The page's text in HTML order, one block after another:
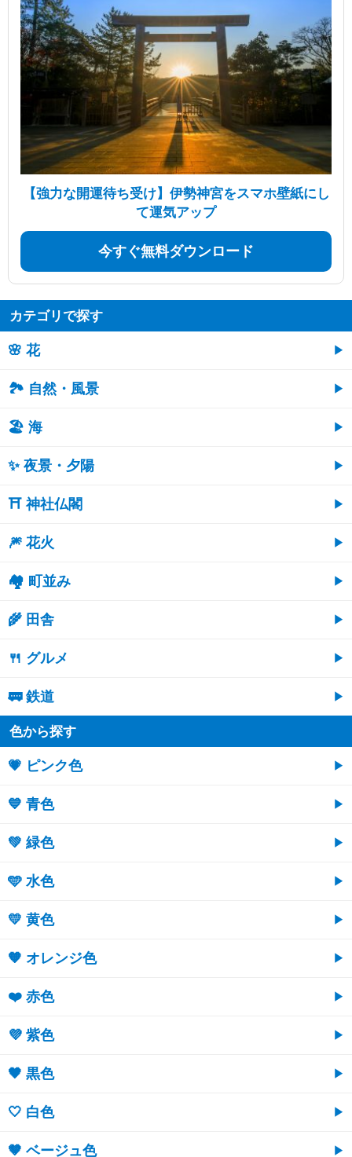
【強力な開運待ち受け】伊勢神宮をスマホ壁紙にし
て運気アップ
今すぐ無料ダウンロード
カテゴリで探す
🌸 花
🏞️ 自然・風景
🏖 海
✨ 夜景・夕陽
⛩ 神社仏閣
🎆 花火
🏘 町並み
🌾 田舎
🍴 グルメ
🚃 鉄道
色から探す
💗 ピンク色
💙 青色
💚 緑色
🩵 水色
💛 黄色
🧡 オレンジ色
❤️ 赤色
💜 紫色
🖤 黒色
🤍 白色
🤎 ベージュ色